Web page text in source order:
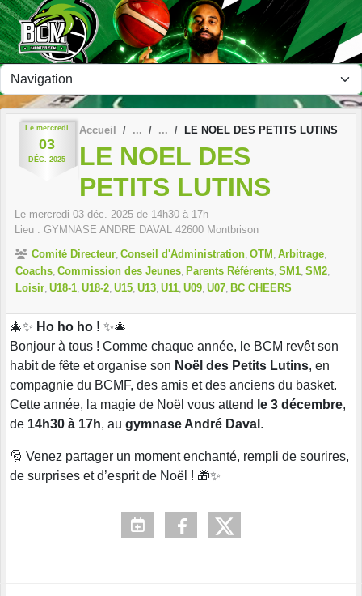
Le mercredi
03
DÉC. 2025
Accueil LE NOEL DES PETITS LUTINS
LE NOEL DES
PETITS LUTINS
Le mercredi 03 déc. 2025 de 14h30 à 17h
Lieu : GYMNASE ANDRE DAVAL 42600 Montbrison
Comité Directeur Conseil d'Administration OTM Arbitrage
Coachs Commission des Jeunes Parents Référents SM1 SM2
Loisir U18-1 U18-2 U15 U13 U11 U09 U07 BC CHEERS
🎄✨ Ho ho ho ! ✨🎄
Bonjour à tous ! Comme chaque année, le BCM revêt son
habit de fête et organise son Noël des Petits Lutins, en
compagnie du BCMF, des amis et des anciens du basket.
Cette année, la magie de Noël vous attend le 3 décembre,
de 14h30 à 17h, au gymnase André Daval .
🎅 Venez partager un moment enchanté, rempli de sourires,
de surprises et d’esprit de Noël ! 🎁✨
Panneau de gestion des cookies